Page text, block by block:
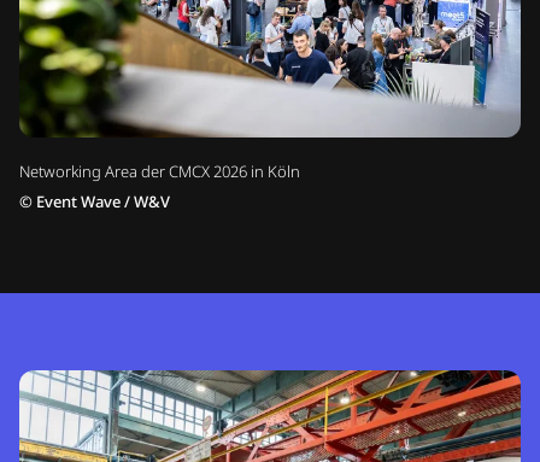
Networking Area der CMCX 2026 in Köln
© Event Wave / W&V